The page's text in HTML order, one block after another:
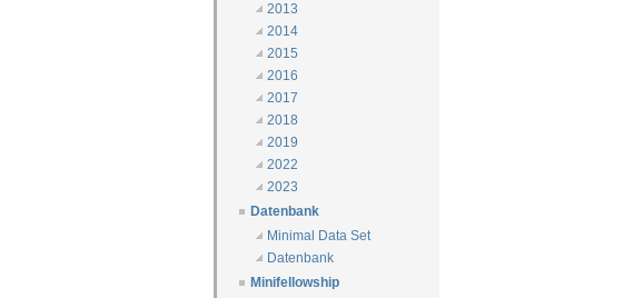
2013
2014
2015
2016
2017
2018
2019
2022
2023
Datenbank
Minimal Data Set
Datenbank
Minifellowship